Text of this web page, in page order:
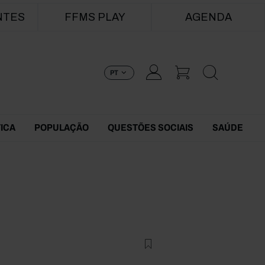
FFMS PLAY AGENDA
PT
POPULAÇÃO QUESTÕES SOCIAIS SAÚDE